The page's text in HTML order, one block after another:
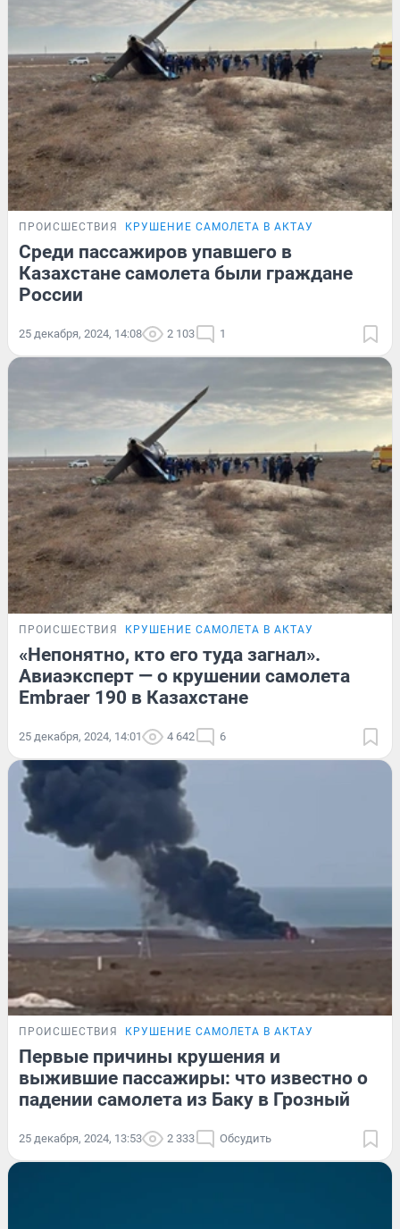
ПРОИСШЕСТВИЯ КРУШЕНИЕ САМОЛЕТА В АКТАУ
Среди пассажиров упавшего в
Казахстане самолета были граждане
России
25 декабря, 2024, 14:08 2 103 1
ПРОИСШЕСТВИЯ КРУШЕНИЕ САМОЛЕТА В АКТАУ
«Непонятно, кто его туда загнал».
Авиаэксперт — о крушении самолета
Embraer 190 в Казахстане
25 декабря, 2024, 14:01 4 642 6
ПРОИСШЕСТВИЯ КРУШЕНИЕ САМОЛЕТА В АКТАУ
Первые причины крушения и
выжившие пассажиры: что известно о
падении самолета из Баку в Грозный
25 декабря, 2024, 13:53 2 333 Обсудить